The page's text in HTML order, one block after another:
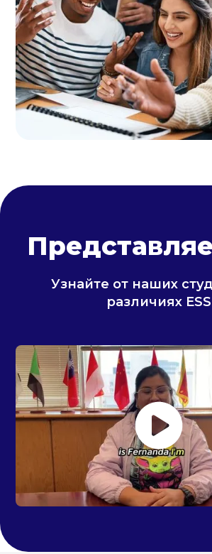
Узнайте от наших
различиях ESS